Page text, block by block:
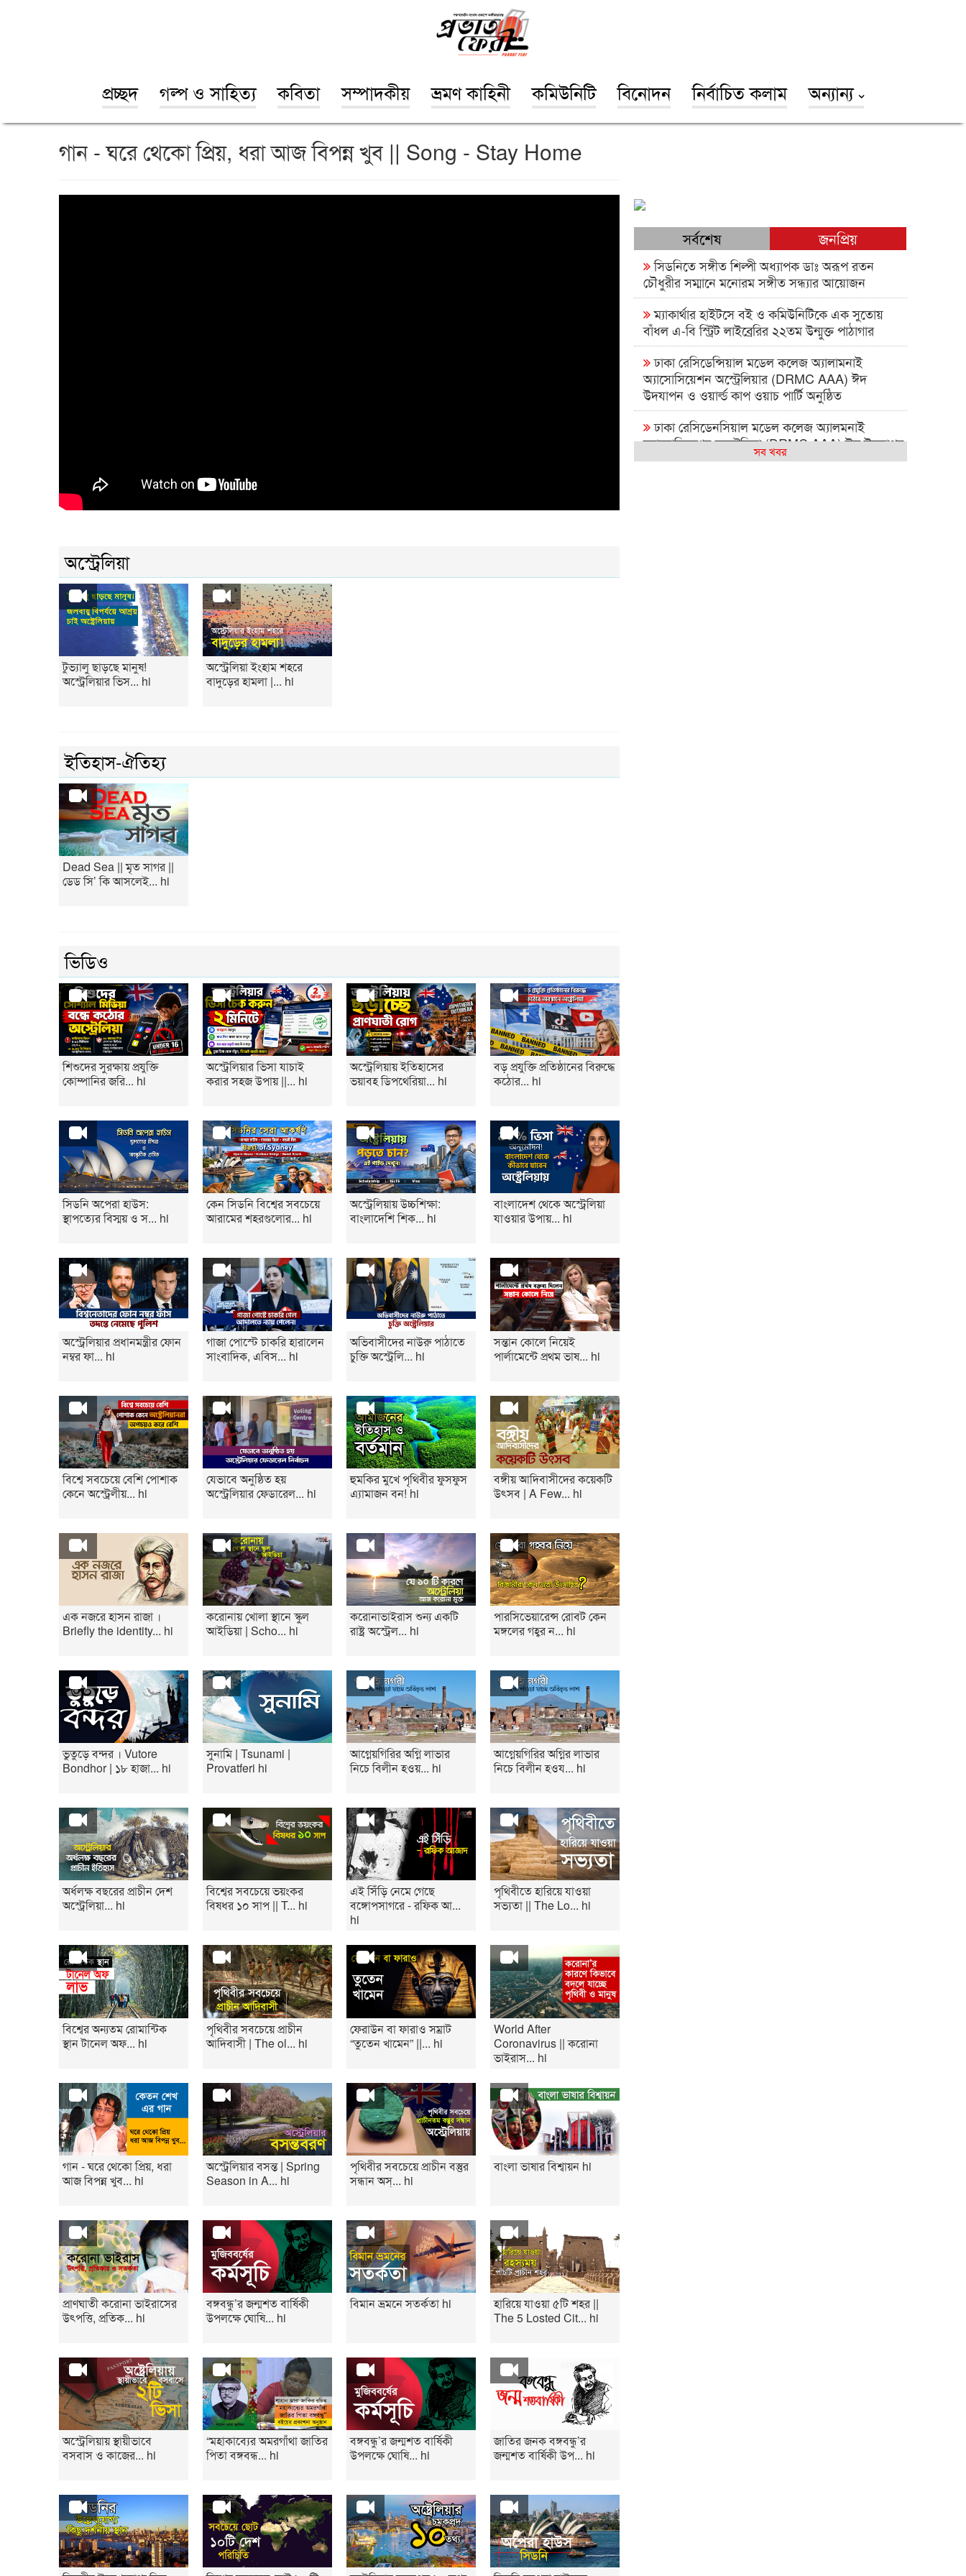
প্রচ্ছদ গল্প ও সাহিত্য কবিতা সম্পাদকীয় ভ্রমণ কাহিনী কমিউনিটি বিনোদন নির্বাচিত কলাম অন্যান্য
গান - ঘরে থেকো প্রিয়, ধরা আজ বিপন্ন খুব || Song - Stay Home
অস্ট্রেলিয়া
টুভ্যালু ছাড়ছে মানুষ!
অস্ট্রেলিয়ার ভিস... hi
অস্ট্রেলিয়া ইংহাম শহরে
বাদুড়ের হামলা |... hi
ইতিহাস-ঐতিহ্য
Dead Sea || মৃত সাগর ||
ডেড সি’ কি আসলেই... hi
ভিডিও
শিশুদের সুরক্ষায় প্রযুক্তি
কোম্পানির জরি... hi
অস্ট্রেলিয়ার ভিসা যাচাই
করার সহজ উপায় ||... hi
অস্ট্রেলিয়ায় ইতিহাসের
ভয়াবহ ডিপথেরিয়া... hi
বড় প্রযুক্তি প্রতিষ্ঠানের বিরুদ্ধে
কঠোর... hi
সিডনি অপেরা হাউস:
স্থাপত্যের বিস্ময় ও স... hi
কেন সিডনি বিশ্বের সবচেয়ে
আরামের শহরগুলোর... hi
অস্ট্রেলিয়ায় উচ্চশিক্ষা:
বাংলাদেশি শিক... hi
বাংলাদেশ থেকে অস্ট্রেলিয়া
যাওয়ার উপায়... hi
অস্ট্রেলিয়ার প্রধানমন্ত্রীর ফোন
নম্বর ফা... hi
গাজা পোস্টে চাকরি হারালেন
সাংবাদিক, এবিস... hi
অভিবাসীদের নাউরু পাঠাতে
চুক্তি অস্ট্রেলি... hi
সন্তান কোলে নিয়েই
পার্লামেন্টে প্রথম ভাষ... hi
বিশ্বে সবচেয়ে বেশি পোশাক
কেনে অস্ট্রেলীয়... hi
যেভাবে অনুষ্ঠিত হয়
অস্ট্রেলিয়ার ফেডারেল... hi
হুমকির মুখে পৃথিবীর ফুসফুস
এ্যামাজন বন! hi
বঙ্গীয় আদিবাসীদের কয়েকটি
উৎসব | A Few... hi
এক নজরে হাসন রাজা ।
Briefly the identity... hi
করোনায় খোলা স্থানে স্কুল
আইডিয়া | Scho... hi
করোনাভাইরাস শুন্য একটি
রাষ্ট্র অস্ট্রেল... hi
পারসিভেয়ারেন্স রোবট কেন
মঙ্গলের গহ্বর ন... hi
ভুতুড়ে বন্দর । Vutore
Bondhor | ১৮ হাজা... hi
সুনামি | Tsunami |
Provatferi hi
আগ্নেয়গিরির অগ্নি লাভার
নিচে বিলীন হওয়... hi
আগ্নেয়গিরির অগ্নির লাভার
নিচে বিলীন হওয... hi
অর্ধলক্ষ বছরের প্রাচীন দেশ
অস্ট্রেলিয়া... hi
বিশ্বের সবচেয়ে ভয়ংকর
বিষধর ১০ সাপ || T... hi
এই সিঁড়ি নেমে গেছে
বঙ্গোপসাগরে - রফিক আ...
hi
পৃথিবীতে হারিয়ে যাওয়া
সভ্যতা || The Lo... hi
বিশ্বের অন্যতম রোমান্টিক
স্থান টানেল অফ... hi
পৃথিবীর সবচেয়ে প্রাচীন
আদিবাসী | The ol... hi
ফেরাউন বা ফারাও সম্রাট
“তুতেন খামেন” ||... hi
World After
Coronavirus || করোনা
ভাইরাস... hi
গান - ঘরে থেকো প্রিয়, ধরা
আজ বিপন্ন খুব... hi
অস্ট্রেলিয়ার বসন্ত | Spring
Season in A... hi
পৃথিবীর সবচেয়ে প্রাচীন বস্তুর
সন্ধান অস্... hi
বাংলা ভাষার বিশ্বায়ন hi
প্রাণঘাতী করোনা ভাইরাসের
উৎপত্তি, প্রতিক... hi
বঙ্গবন্ধু’র জন্মশত বার্ষিকী
উপলক্ষে ঘোষি... hi
বিমান ভ্রমনে সতর্কতা hi
হারিয়ে যাওয়া ৫টি শহর ||
The 5 Losted Cit... hi
অস্ট্রেলিয়ায় স্থায়ীভাবে
বসবাস ও কাজের... hi
“মহাকাব্যের অমরগাঁথা জাতির
পিতা বঙ্গবন্ধ... hi
বঙ্গবন্ধু’র জন্মশত বার্ষিকী
উপলক্ষে ঘোষি... hi
জাতির জনক বঙ্গবন্ধু’র
জন্মশত বার্ষিকী উপ... hi
সর্বশেষ জনপ্রিয়
সিডনিতে সঙ্গীত শিল্পী অধ্যাপক ডাঃ অরূপ রতন
চৌধুরীর সম্মানে মনোরম সঙ্গীত সন্ধ্যার আয়োজন
ম্যাকার্থার হাইটসে বই ও কমিউনিটিকে এক সুতোয়
বাঁধল এ-বি স্ট্রিট লাইব্রেরির ২২তম উন্মুক্ত পাঠাগার
ঢাকা রেসিডেন্সিয়াল মডেল কলেজ অ্যালামনাই
অ্যাসোসিয়েশন অস্ট্রেলিয়ার (DRMC AAA) ঈদ
উদযাপন ও ওয়ার্ল্ড কাপ ওয়াচ পার্টি অনুষ্ঠিত
ঢাকা রেসিডেনসিয়াল মডেল কলেজ অ্যালমনাই
অ্যাসোসিয়েশন অস্ট্রেলিয়া (DRMC AAA) ঈদ উদযাপন
এবং বিশ্বকাপ ম্যাচ দেখার আসর ২০২৬
সব খবর